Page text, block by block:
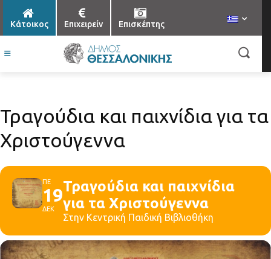
Κάτοικος Επιχειρείν Επισκέπτης
Τραγούδια και παιχνίδια για τα
Χριστούγεννα
ΠΕ
19
ΔΕΚ
Τραγούδια και παιχνίδια
για τα Χριστούγεννα
Στην Κεντρική Παιδική Βιβλιοθήκη